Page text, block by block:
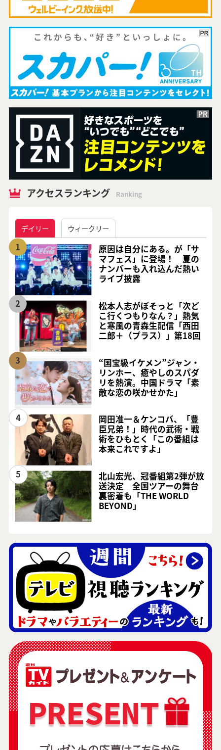
アクセスランキング Ranking
デイリー ウィークリー
1
原因は自分にある。が「サ
マフェス」に登場！ 夏の
ナンバーも入れ込んだ熱い
ライブ披露
2
松本人志がぼそっと「次ど
こ行くつもりなん？」熱気
と寒風の青森生配信「西田
二郎＋（プラス）」第18回
3
“国宝級イケメン”ジャン・
リンホー、癒やしのスパダ
リを熱演。中国ドラマ「素
敵な恋の咲かせかた」
4
岡田准一＆ケンコバ、「豊
臣兄弟！」時代の武術・戦
術をひもとく「この番組は
本来これですよ」
5
北山宏光、冠番組第2弾が放
送決定 全国ツアーの舞台
裏密着も「THE WORLD
BEYOND」